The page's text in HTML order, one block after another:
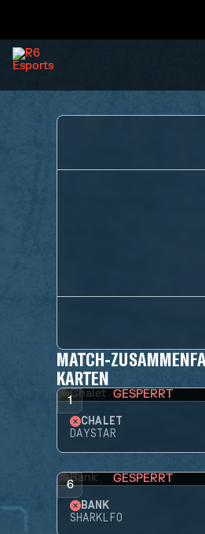
MATCH-
KARTEN
1 GESPERRT
CHALET
DAYSTAR
6 GESPERRT
BANK
SHARKLFO